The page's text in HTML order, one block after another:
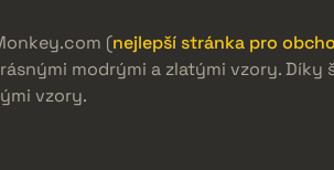
(nejlepší stránka pro
modrými a zlatými vzory. Díky
vzory.